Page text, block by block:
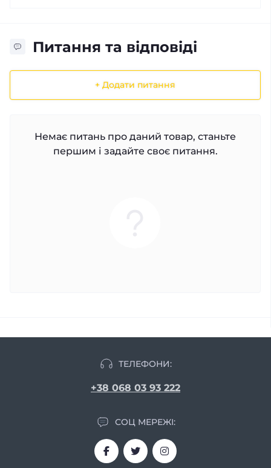
Питання та відповіді
+ Додати питання
Немає питань про даний товар, станьте
першим і задайте своє питання.
ТЕЛЕФОНИ:
+38 068 03 93 222
СОЦ МЕРЕЖІ: